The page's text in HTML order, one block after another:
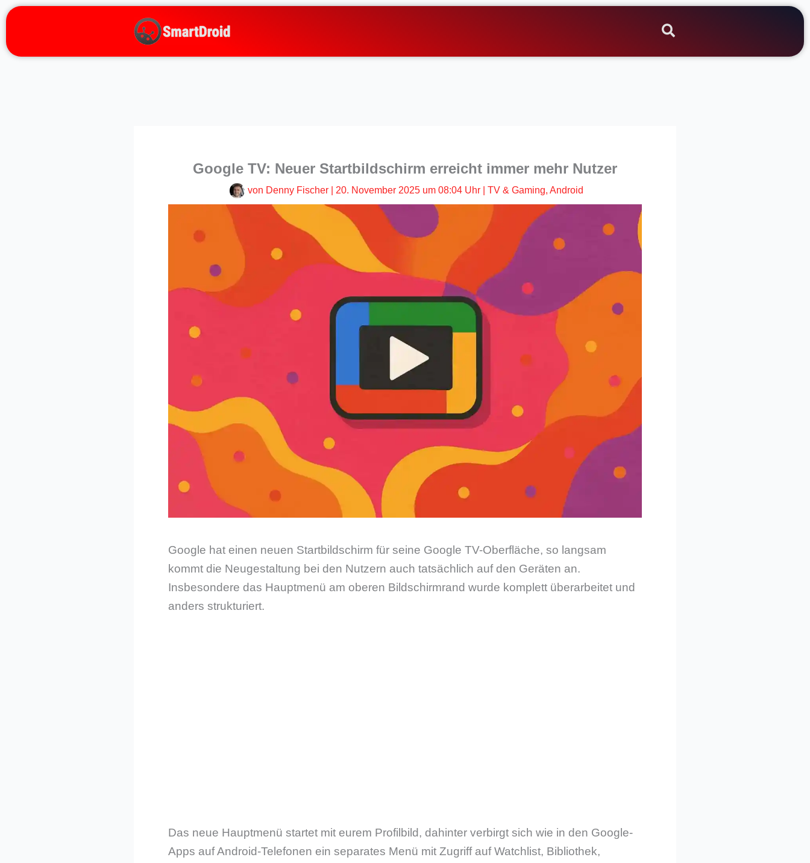
Zum
springen
Google TV: Neuer Startbildschirm erreicht immer mehr Nutzer
von Denny Fischer 20. November 2025 um 08:04 Uhr TV & Gaming, Android
Google hat einen neuen Startbildschirm für seine Google TV-Oberfläche, so langsam
kommt die Neugestaltung bei den Nutzern auch tatsächlich auf den Geräten an.
Insbesondere das Hauptmenü am oberen Bildschirmrand wurde komplett überarbeitet und
anders strukturiert.
Das neue Hauptmenü startet mit eurem Profilbild, dahinter verbirgt sich wie in den Google-
Apps auf Android-Telefonen ein separates Menü mit Zugriff auf Watchlist, Bibliothek,